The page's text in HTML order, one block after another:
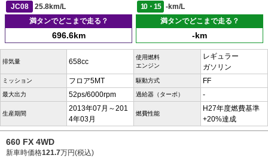
JC08
25.8km/L 10・15
-km/L
満タンでどこまで走る？
696.6km
満タンでどこまで走る？
-km
排気量 658cc
使用燃料
エンジン
レギュラー
ガソリン
ミッション フロア5MT 駆動方式 FF
最大出力 52ps/6000rpm 過給器（ターボ） -
生産期間
2013年07月～201
4年03月
燃費性能
H27年度燃費基準
+20%達成
660 FX 4WD
新車時価格121.7万円(税込)